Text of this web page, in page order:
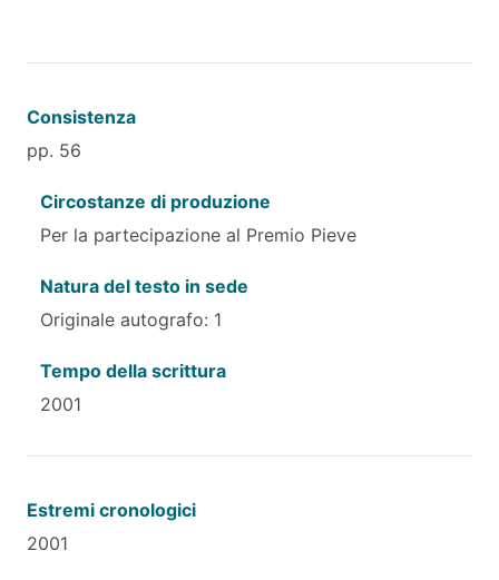
Consistenza
pp. 56
Circostanze di produzione
Per la partecipazione al Premio Pieve
Natura del testo in sede
Originale autografo: 1
Tempo della scrittura
2001
Estremi cronologici
2001